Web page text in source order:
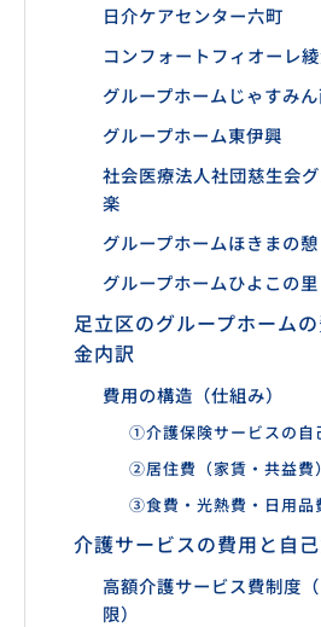
日介ケアセンター六町
コンフォートフィオーレ
グループホームじゃすみ
グループホーム東伊興
社会医療法人社団慈生会
楽
グループホームほきまの憩
グループホームひよこの里
足立区のグループホーム
金内訳
費用の構造（仕組み）
①介護保険サービスの自
②居住費（家賃・共益費）
③食費・光熱費・日用品
介護サービスの費用と自
高額介護サービス費制度
限）